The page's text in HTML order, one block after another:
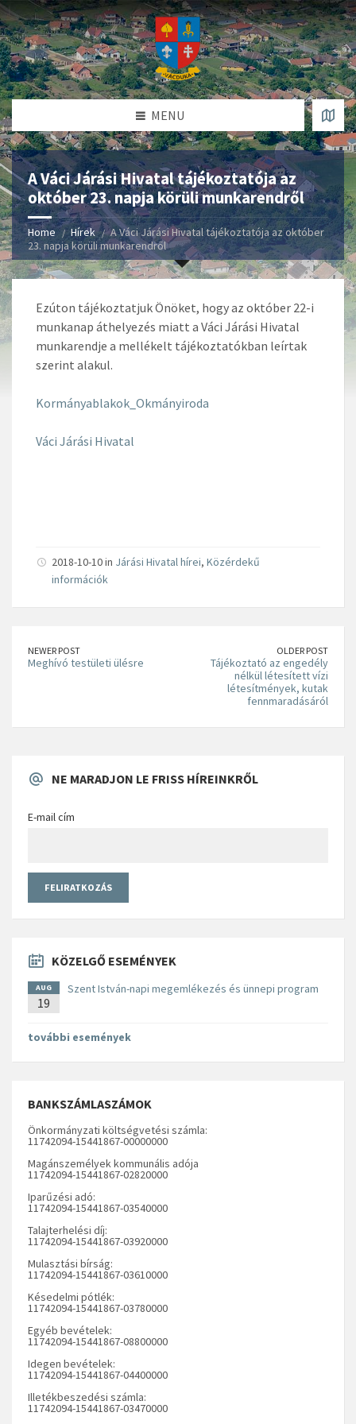
MENU
A Váci Járási Hivatal tájékoztatója az
október 23. napja körüli munkarendről
Home Hírek
A Váci Járási Hivatal tájékoztatója az október
23. napja körüli munkarendről
Ezúton tájékoztatjuk Önöket, hogy az október 22-i
munkanap áthelyezés miatt a Váci Járási Hivatal
munkarendje a mellékelt tájékoztatókban leírtak
szerint alakul.
Kormányablakok_Okmányiroda
Váci Járási Hivatal
2018-10-10 in Járási Hivatal hírei, Közérdekű
információk
NEWER POST
Meghívó testületi ülésre
OLDER POST
Tájékoztató az engedély
nélkül létesített vízi
létesítmények, kutak
fennmaradásáról
NE MARADJON LE FRISS HÍREINKRŐL
E-mail cím
KÖZELGŐ ESEMÉNYEK
AUG
19
Szent István-napi megemlékezés és ünnepi program
további események
BANKSZÁMLASZÁMOK
Önkormányzati költségvetési számla:
11742094-15441867-00000000
Magánszemélyek kommunális adója
11742094-15441867-02820000
Iparűzési adó:
11742094-15441867-03540000
Talajterhelési díj:
11742094-15441867-03920000
Mulasztási bírság:
11742094-15441867-03610000
Késedelmi pótlék:
11742094-15441867-03780000
Egyéb bevételek:
11742094-15441867-08800000
Idegen bevételek:
11742094-15441867-04400000
Illetékbeszedési számla:
11742094-15441867-03470000